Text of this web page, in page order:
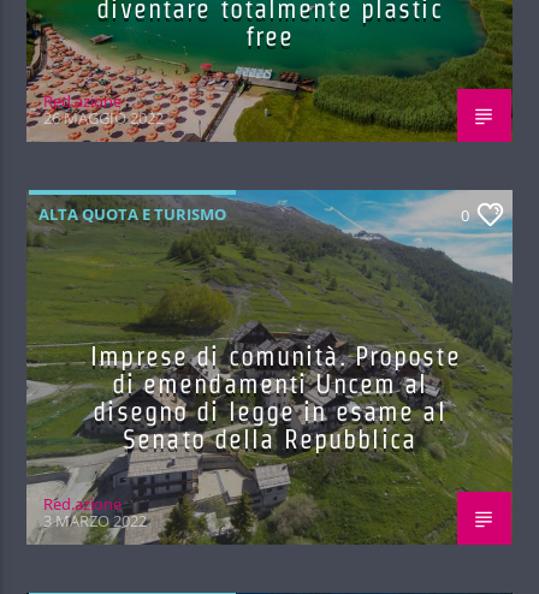
diventare totalmente plastic
free
Red.azione
26 MAGGIO 2022
ALTA QUOTA E TURISMO 0
Imprese di comunità. Proposte
di emendamenti Uncem al
disegno di legge in esame al
Senato della Repubblica
Red.azione
3 MARZO 2022